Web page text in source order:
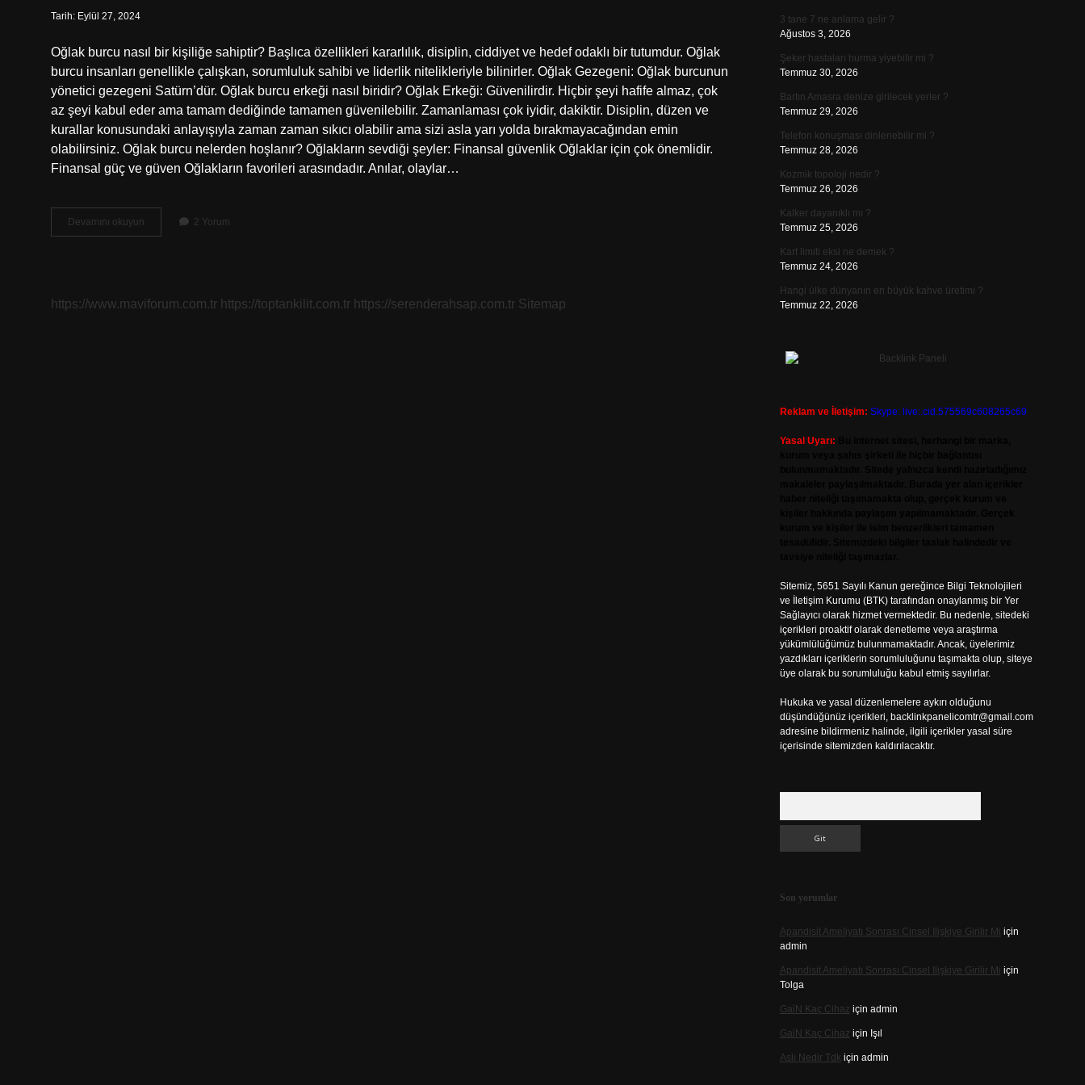
Tarih: Eylül 27, 2024
Oğlak burcu nasıl bir kişiliğe sahiptir? Başlıca özellikleri kararlılık, disiplin, ciddiyet ve hedef odaklı bir tutumdur. Oğlak
burcu insanları genellikle çalışkan, sorumluluk sahibi ve liderlik nitelikleriyle bilinirler. Oğlak Gezegeni: Oğlak burcunun
yönetici gezegeni Satürn’dür. Oğlak burcu erkeği nasıl biridir? Oğlak Erkeği: Güvenilirdir. Hiçbir şeyi hafife almaz, çok
az şeyi kabul eder ama tamam dediğinde tamamen güvenilebilir. Zamanlaması çok iyidir, dakiktir. Disiplin, düzen ve
kurallar konusundaki anlayışıyla zaman zaman sıkıcı olabilir ama sizi asla yarı yolda bırakmayacağından emin
olabilirsiniz. Oğlak burcu nelerden hoşlanır? Oğlakların sevdiği şeyler: Finansal güvenlik Oğlaklar için çok önemlidir.
Finansal güç ve güven Oğlakların favorileri arasındadır. Anılar, olaylar…
Devamını okuyun
Burcu
2 Yorum
https://www.maviforum.com.tr https://toptankilit.com.tr https://serenderahsap.com.tr Sitemap
3 tane 7 ne anlama gelir ?
Ağustos 3, 2026
Şeker hastaları hurma yiyebilir mi ?
Temmuz 30, 2026
Bartın Amasra denize girilecek yerler ?
Temmuz 29, 2026
Telefon konuşması dinlenebilir mi ?
Temmuz 28, 2026
Kozmik topoloji nedir ?
Temmuz 26, 2026
Kalker dayanıklı mı ?
Temmuz 25, 2026
Kart limiti eksi ne demek ?
Temmuz 24, 2026
Hangi ülke dünyanın en büyük kahve üretimi ?
Temmuz 22, 2026
Reklam ve İletişim: Skype: live:.cid.575569c608265c69
Yasal Uyarı:
Sitemiz, 5651 Sayılı Kanun gereğince Bilgi Teknolojileri
ve İletişim Kurumu (BTK) tarafından onaylanmış bir Yer
Sağlayıcı olarak hizmet vermektedir. Bu nedenle, sitedeki
içerikleri proaktif olarak denetleme veya araştırma
yükümlülüğümüz bulunmamaktadır. Ancak, üyelerimiz
yazdıkları içeriklerin sorumluluğunu taşımakta olup, siteye
üye olarak bu sorumluluğu kabul etmiş sayılırlar.
Hukuka ve yasal düzenlemelere aykırı olduğunu
düşündüğünüz içerikleri, backlinkpanelicomtr@gmail.com
adresine bildirmeniz halinde, ilgili içerikler yasal süre
içerisinde sitemizden kaldırılacaktır.
Son yorumlar
Apandisit Ameliyatı Sonrası Cinsel Ilişkiye Girilir Mi için
admin
Apandisit Ameliyatı Sonrası Cinsel Ilişkiye Girilir Mi için
Tolga
Gai̇N Kaç Cihaz için admin
Gai̇N Kaç Cihaz için Işıl
Aslı Nedir Tdk için admin